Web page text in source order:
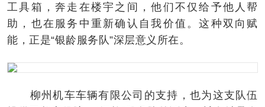
工具箱，奔走在楼宇之间，他们不仅给予他人帮
助，也在服务中重新确认自我价值。这种双向赋
能，正是“银龄服务队”深层意义所在。
柳州机车车辆有限公司的支持，也为这支队伍